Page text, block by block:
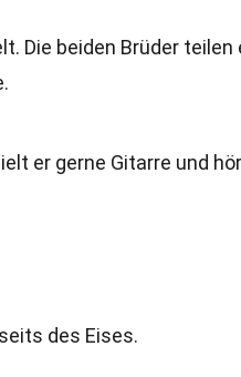
Die beiden Brüder teilen
er gerne Gitarre und
des Eises.